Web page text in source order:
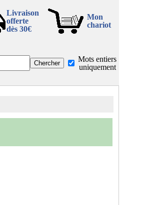
Livraison
offerte
dès 30€
Mon
chariot
Mots entiers
uniquement